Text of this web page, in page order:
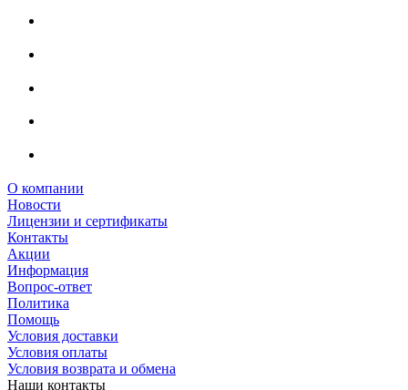
О компании
Новости
Лицензии и сертификаты
Контакты
Акции
Информация
Вопрос-ответ
Политика
Помощь
Условия доставки
Условия оплаты
Условия возврата и обмена
Наши контакты